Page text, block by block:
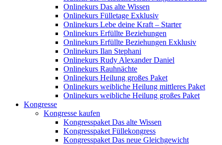
Onlinekurs Das alte Wissen
Onlinekurs Fülletage Exklusiv
Onlinekurs Lebe deine Kraft – Starter
Onlinekurs Erfüllte Beziehungen
Onlinekurs Erfüllte Beziehungen Exklusiv
Onlinekurs Ilan Stephani
Onlinekurs Rudy Alexander Daniel
Onlinekurs Rauhnächte
Onlinekurs Heilung großes Paket
Onlinekurs weibliche Heilung mittleres Paket
Onlinekurs weibliche Heilung großes Paket
Kongresse
Kongresse kaufen
Kongresspaket Das alte Wissen
Kongresspaket Füllekongress
Kongresspaket Das neue Gleichgewicht